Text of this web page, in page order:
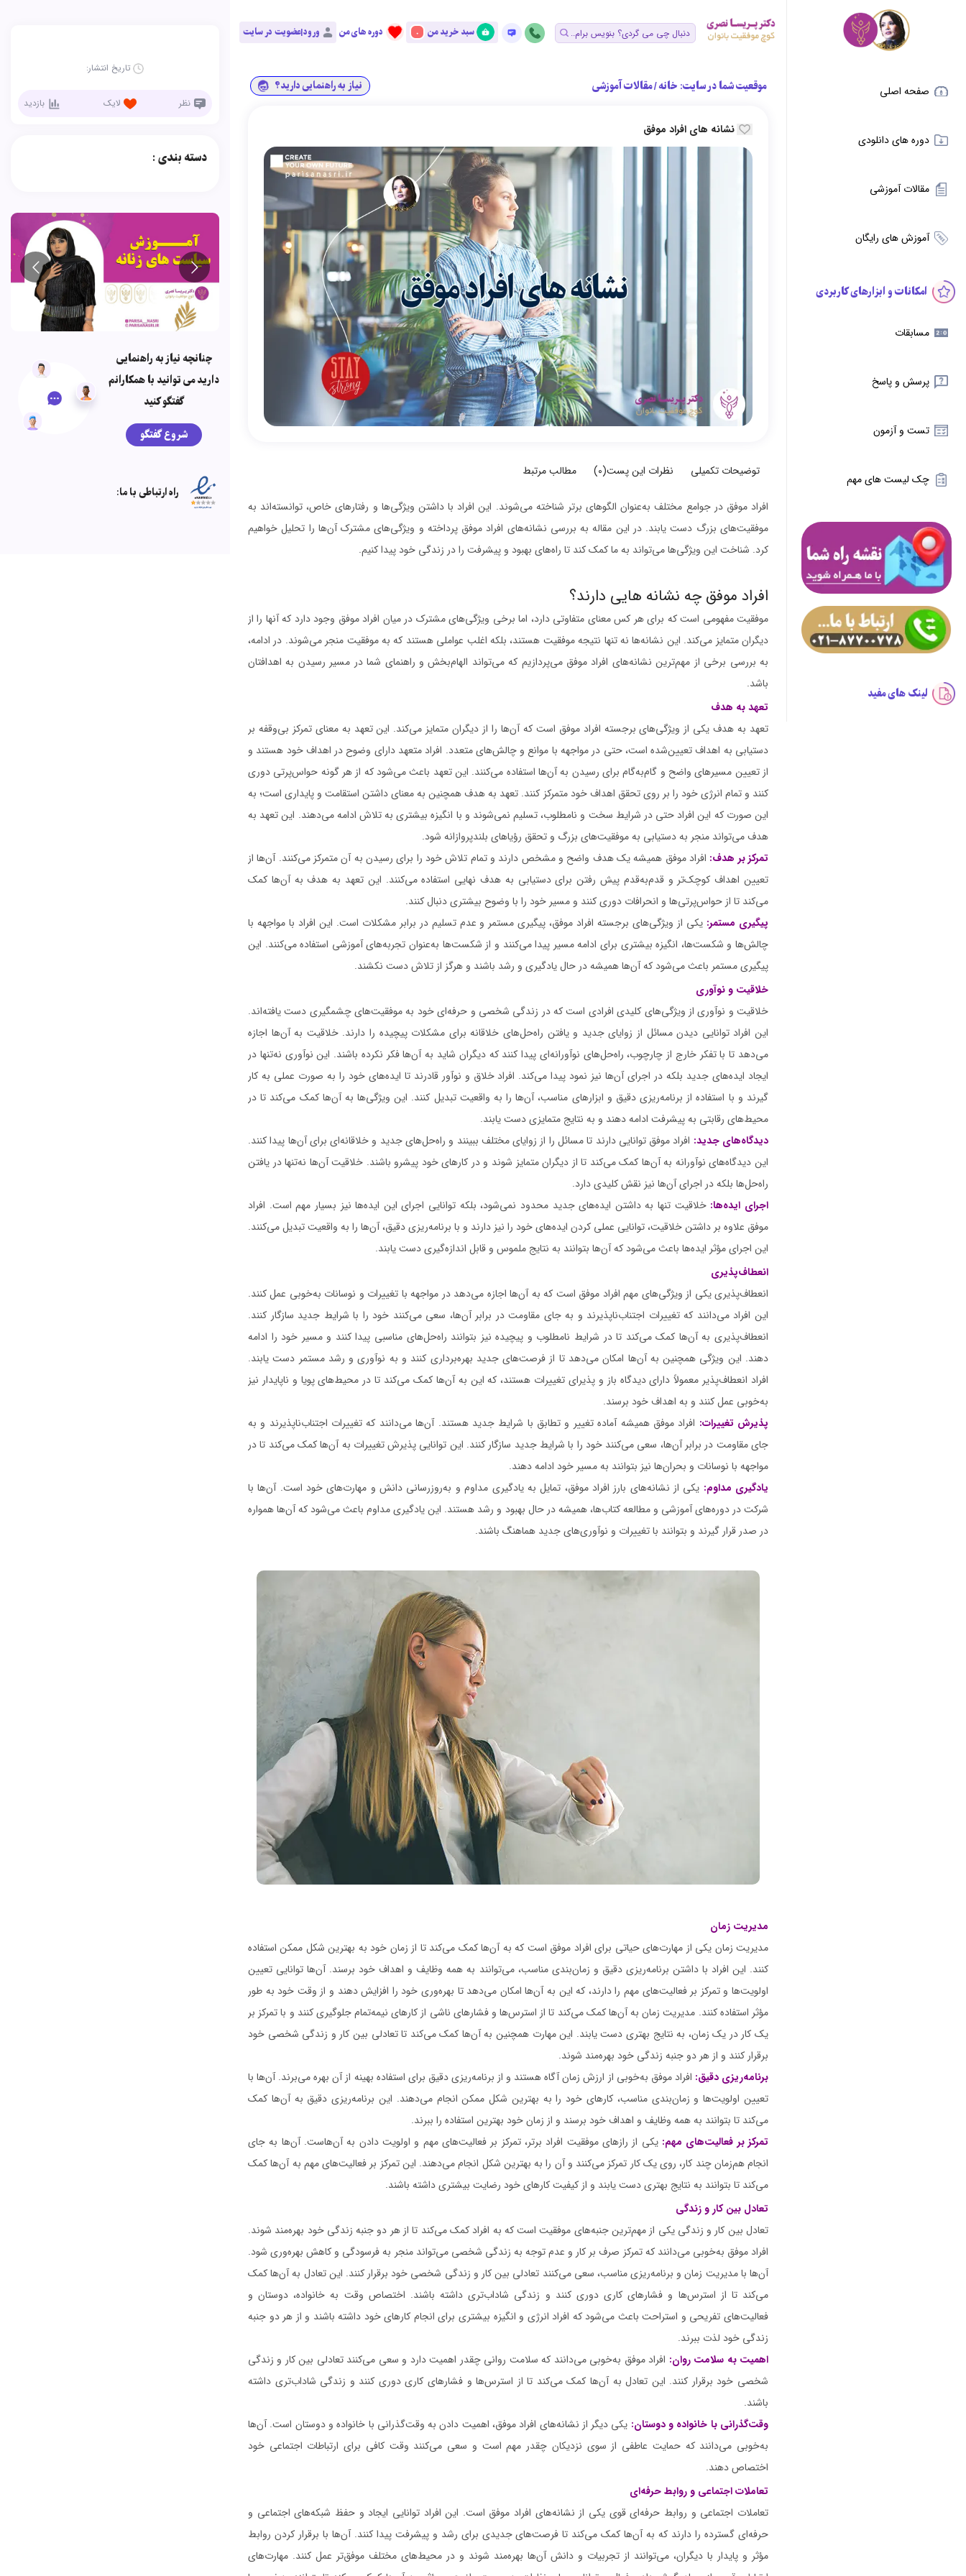
صفحه اصلی
دوره های دانلودی
مقالات آموزشی
آموزش های رایگان
امکانات و ابزارهای کاربردی
مسابقات
پرسش و پاسخ
تست و آزمون
چک لیست های مهم
لینک های مفید
سبد خرید من 0 دوره های من ورود|عضویت در سایت
موقعیت شما در سایت: خانه/مقالات آموزشی نیاز به راهنمایی دارید؟
نشانه های افراد موفق
توضیحات تکمیلی نظرات این پست(0
) مطالب مرتبط
افراد موفق در جوامع مختلف به‌عنوان الگوهای برتر شناخته می‌شوند. این افراد با داشتن ویژگی‌ها و رفتارهای خاص، توانسته‌اند به
موفقیت‌های بزرگ دست یابند. در این مقاله به بررسی نشانه‌های افراد موفق پرداخته و ویژگی‌های مشترک آن‌ها را تحلیل خواهیم
کرد. شناخت این ویژگی‌ها می‌تواند به ما کمک کند تا راه‌های بهبود و پیشرفت را در زندگی خود پیدا کنیم.
افراد موفق چه نشانه هایی دارند؟
موفقیت مفهومی است که برای هر کس معنای متفاوتی دارد، اما برخی ویژگی‌های مشترک در میان افراد موفق وجود دارد که آنها را از
دیگران متمایز می‌کند. این نشانه‌ها نه تنها نتیجه موفقیت هستند، بلکه اغلب عواملی هستند که به موفقیت منجر می‌شوند. در ادامه،
به بررسی برخی از مهم‌ترین نشانه‌های افراد موفق می‌پردازیم که می‌تواند الهام‌بخش و راهنمای شما در مسیر رسیدن به اهدافتان
باشد.
تعهد به هدف
تعهد به هدف یکی از ویژگی‌های برجسته افراد موفق است که آن‌ها را از دیگران متمایز می‌کند. این تعهد به معنای تمرکز بی‌وقفه بر
دستیابی به اهداف تعیین‌شده است، حتی در مواجهه با موانع و چالش‌های متعدد. افراد متعهد دارای وضوح در اهداف خود هستند و
از تعیین مسیرهای واضح و گام‌به‌گام برای رسیدن به آن‌ها استفاده می‌کنند. این تعهد باعث می‌شود که از هر گونه حواس‌پرتی دوری
کنند و تمام انرژی خود را بر روی تحقق اهداف خود متمرکز کنند. تعهد به هدف همچنین به معنای داشتن استقامت و پایداری است؛ به
این صورت که این افراد حتی در شرایط سخت و نامطلوب، تسلیم نمی‌شوند و با انگیزه بیشتری به تلاش ادامه می‌دهند. این تعهد به
هدف می‌تواند منجر به دستیابی به موفقیت‌های بزرگ و تحقق رؤیاهای بلندپروازانه شود.
تمرکز بر هدف: افراد موفق همیشه یک هدف واضح و مشخص دارند و تمام تلاش خود را برای رسیدن به آن متمرکز می‌کنند. آن‌ها از
تعیین اهداف کوچک‌تر و قدم‌به‌قدم پیش رفتن برای دستیابی به هدف نهایی استفاده می‌کنند. این تعهد به هدف به آن‌ها کمک
می‌کند تا از حواس‌پرتی‌ها و انحرافات دوری کنند و مسیر خود را با وضوح بیشتری دنبال کنند.
پیگیری مستمر: یکی از ویژگی‌های برجسته افراد موفق، پیگیری مستمر و عدم تسلیم در برابر مشکلات است. این افراد با مواجهه با
چالش‌ها و شکست‌ها، انگیزه بیشتری برای ادامه مسیر پیدا می‌کنند و از شکست‌ها به‌عنوان تجربه‌های آموزشی استفاده می‌کنند. این
پیگیری مستمر باعث می‌شود که آن‌ها همیشه در حال یادگیری و رشد باشند و هرگز از تلاش دست نکشند.
خلاقیت و نوآوری
خلاقیت و نوآوری از ویژگی‌های کلیدی افرادی است که در زندگی شخصی و حرفه‌ای خود به موفقیت‌های چشمگیری دست یافته‌اند.
این افراد توانایی دیدن مسائل از زوایای جدید و یافتن راه‌حل‌های خلاقانه برای مشکلات پیچیده را دارند. خلاقیت به آن‌ها اجازه
می‌دهد تا با تفکر خارج از چارچوب، راه‌حل‌های نوآورانه‌ای پیدا کنند که دیگران شاید به آن‌ها فکر نکرده باشند. این نوآوری نه‌تنها در
ایجاد ایده‌های جدید بلکه در اجرای آن‌ها نیز نمود پیدا می‌کند. افراد خلاق و نوآور قادرند تا ایده‌های خود را به صورت عملی به کار
گیرند و با استفاده از برنامه‌ریزی دقیق و ابزارهای مناسب، آن‌ها را به واقعیت تبدیل کنند. این ویژگی‌ها به آن‌ها کمک می‌کند تا در
محیط‌های رقابتی به پیشرفت ادامه دهند و به نتایج متمایزی دست یابند.
دیدگاه‌های جدید: افراد موفق توانایی دارند تا مسائل را از زوایای مختلف ببینند و راه‌حل‌های جدید و خلاقانه‌ای برای آن‌ها پیدا کنند.
این دیدگاه‌های نوآورانه به آن‌ها کمک می‌کند تا از دیگران متمایز شوند و در کارهای خود پیشرو باشند. خلاقیت آن‌ها نه‌تنها در یافتن
راه‌حل‌ها بلکه در اجرای آن‌ها نیز نقش کلیدی دارد.
اجرای ایده‌ها: خلاقیت تنها به داشتن ایده‌های جدید محدود نمی‌شود، بلکه توانایی اجرای این ایده‌ها نیز بسیار مهم است. افراد
موفق علاوه بر داشتن خلاقیت، توانایی عملی کردن ایده‌های خود را نیز دارند و با برنامه‌ریزی دقیق، آن‌ها را به واقعیت تبدیل می‌کنند.
این اجرای مؤثر ایده‌ها باعث می‌شود که آن‌ها بتوانند به نتایج ملموس و قابل اندازه‌گیری دست یابند.
انعطاف‌پذیری
انعطاف‌پذیری یکی از ویژگی‌های مهم افراد موفق است که به آن‌ها اجازه می‌دهد در مواجهه با تغییرات و نوسانات به‌خوبی عمل کنند.
این افراد می‌دانند که تغییرات اجتناب‌ناپذیرند و به جای مقاومت در برابر آن‌ها، سعی می‌کنند خود را با شرایط جدید سازگار کنند.
انعطاف‌پذیری به آن‌ها کمک می‌کند تا در شرایط نامطلوب و پیچیده نیز بتوانند راه‌حل‌های مناسبی پیدا کنند و مسیر خود را ادامه
دهند. این ویژگی همچنین به آن‌ها امکان می‌دهد تا از فرصت‌های جدید بهره‌برداری کنند و به نوآوری و رشد مستمر دست یابند.
افراد انعطاف‌پذیر معمولاً دارای دیدگاه باز و پذیرای تغییرات هستند، که این به آن‌ها کمک می‌کند تا در محیط‌های پویا و ناپایدار نیز
به‌خوبی عمل کنند و به اهداف خود برسند.
پذیرش تغییرات: افراد موفق همیشه آماده تغییر و تطابق با شرایط جدید هستند. آن‌ها می‌دانند که تغییرات اجتناب‌ناپذیرند و به
جای مقاومت در برابر آن‌ها، سعی می‌کنند خود را با شرایط جدید سازگار کنند. این توانایی پذیرش تغییرات به آن‌ها کمک می‌کند تا در
مواجهه با نوسانات و بحران‌ها نیز بتوانند به مسیر خود ادامه دهند.
یادگیری مداوم: یکی از نشانه‌های بارز افراد موفق، تمایل به یادگیری مداوم و به‌روزرسانی دانش و مهارت‌های خود است. آن‌ها با
شرکت در دوره‌های آموزشی و مطالعه کتاب‌ها، همیشه در حال بهبود و رشد هستند. این یادگیری مداوم باعث می‌شود که آن‌ها همواره
در صدر قرار گیرند و بتوانند با تغییرات و نوآوری‌های جدید هماهنگ باشند.
مدیریت زمان
مدیریت زمان یکی از مهارت‌های حیاتی برای افراد موفق است که به آن‌ها کمک می‌کند تا از زمان خود به بهترین شکل ممکن استفاده
کنند. این افراد با داشتن برنامه‌ریزی دقیق و زمان‌بندی مناسب، می‌توانند به همه وظایف و اهداف خود برسند. آن‌ها توانایی تعیین
اولویت‌ها و تمرکز بر فعالیت‌های مهم را دارند، که این به آن‌ها امکان می‌دهد تا بهره‌وری خود را افزایش دهند و از وقت خود به طور
مؤثر استفاده کنند. مدیریت زمان به آن‌ها کمک می‌کند تا از استرس‌ها و فشارهای ناشی از کارهای نیمه‌تمام جلوگیری کنند و با تمرکز بر
یک کار در یک زمان، به نتایج بهتری دست یابند. این مهارت همچنین به آن‌ها کمک می‌کند تا تعادلی بین کار و زندگی شخصی خود
برقرار کنند و از هر دو جنبه زندگی خود بهره‌مند شوند.
برنامه‌ریزی دقیق: افراد موفق به‌خوبی از ارزش زمان آگاه هستند و از برنامه‌ریزی دقیق برای استفاده بهینه از آن بهره می‌برند. آن‌ها با
تعیین اولویت‌ها و زمان‌بندی مناسب، کارهای خود را به بهترین شکل ممکن انجام می‌دهند. این برنامه‌ریزی دقیق به آن‌ها کمک
می‌کند تا بتوانند به همه وظایف و اهداف خود برسند و از زمان خود بهترین استفاده را ببرند.
تمرکز بر فعالیت‌های مهم: یکی از رازهای موفقیت افراد برتر، تمرکز بر فعالیت‌های مهم و اولویت دادن به آن‌هاست. آن‌ها به جای
انجام هم‌زمان چند کار، روی یک کار تمرکز می‌کنند و آن را به بهترین شکل انجام می‌دهند. این تمرکز بر فعالیت‌های مهم به آن‌ها کمک
می‌کند تا بتوانند به نتایج بهتری دست یابند و از کیفیت کارهای خود رضایت بیشتری داشته باشند.
تعادل بین کار و زندگی
تعادل بین کار و زندگی یکی از مهم‌ترین جنبه‌های موفقیت است که به افراد کمک می‌کند تا از هر دو جنبه زندگی خود بهره‌مند شوند.
افراد موفق به‌خوبی می‌دانند که تمرکز صرف بر کار و عدم توجه به زندگی شخصی می‌تواند منجر به فرسودگی و کاهش بهره‌وری شود.
آن‌ها با مدیریت زمان و برنامه‌ریزی مناسب، سعی می‌کنند تعادلی بین کار و زندگی شخصی خود برقرار کنند. این تعادل به آن‌ها کمک
می‌کند تا از استرس‌ها و فشارهای کاری دوری کنند و زندگی شاداب‌تری داشته باشند. اختصاص وقت به خانواده، دوستان و
فعالیت‌های تفریحی و استراحت باعث می‌شود که افراد انرژی و انگیزه بیشتری برای انجام کارهای خود داشته باشند و از هر دو جنبه
زندگی خود لذت ببرند.
اهمیت به سلامت روان: افراد موفق به‌خوبی می‌دانند که سلامت روانی چقدر اهمیت دارد و سعی می‌کنند تعادلی بین کار و زندگی
شخصی خود برقرار کنند. این تعادل به آن‌ها کمک می‌کند تا از استرس‌ها و فشارهای کاری دوری کنند و زندگی شاداب‌تری داشته
باشند.
وقت‌گذرانی با خانواده و دوستان: یکی دیگر از نشانه‌های افراد موفق، اهمیت دادن به وقت‌گذرانی با خانواده و دوستان است. آن‌ها
به‌خوبی می‌دانند که حمایت عاطفی از سوی نزدیکان چقدر مهم است و سعی می‌کنند وقت کافی برای ارتباطات اجتماعی خود
اختصاص دهند.
تعاملات اجتماعی و روابط حرفه‌ای
تعاملات اجتماعی و روابط حرفه‌ای قوی یکی از نشانه‌های افراد موفق است. این افراد توانایی ایجاد و حفظ شبکه‌های اجتماعی و
حرفه‌ای گسترده را دارند که به آن‌ها کمک می‌کند تا فرصت‌های جدیدی برای رشد و پیشرفت پیدا کنند. آن‌ها با برقرار کردن روابط
مؤثر و پایدار با دیگران، می‌توانند از تجربیات و دانش آن‌ها بهره‌مند شوند و در محیط‌های مختلف موفق‌تر عمل کنند. مهارت‌های
تاریخ انتشار:
نظر لایک بازدید
دسته بندی :
چنانچه نیاز به راهنمایی
دارید می توانید با همکارانم
گفتگو کنید
شروع گفتگو
راه ارتباطی با ما: